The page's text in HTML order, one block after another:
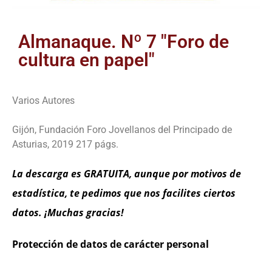
Almanaque. Nº 7 "Foro de
cultura en papel"
Varios Autores
Gijón, Fundación Foro Jovellanos del Principado de
Asturias, 2019 217 págs.
La descarga es GRATUITA, aunque por motivos de
estadística, te pedimos que nos facilites ciertos
datos. ¡Muchas gracias!
Protección de datos de carácter personal